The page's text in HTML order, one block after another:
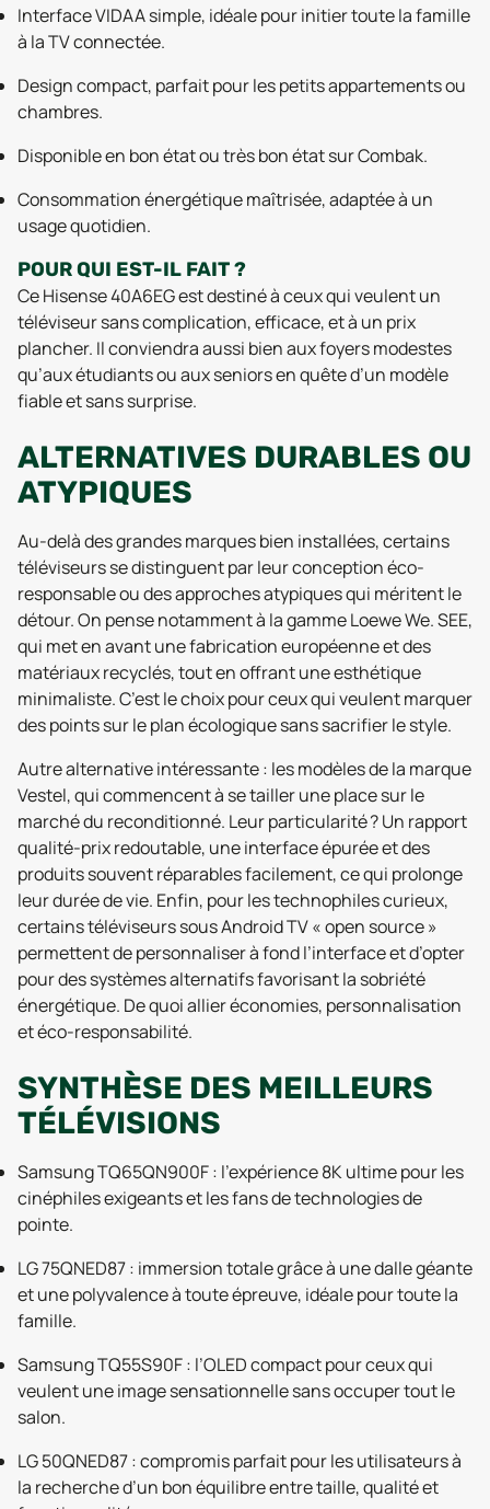
Interface VIDAA simple, idéale pour initier toute la famille
à la TV connectée.
Design compact, parfait pour les petits appartements ou
chambres.
Disponible en bon état ou très bon état sur Combak.
Consommation énergétique maîtrisée, adaptée à un
usage quotidien.
POUR QUI EST-IL FAIT ?
Ce Hisense 40A6EG est destiné à ceux qui veulent un
téléviseur sans complication, efficace, et à un prix
plancher. Il conviendra aussi bien aux foyers modestes
qu’aux étudiants ou aux seniors en quête d’un modèle
fiable et sans surprise.
ALTERNATIVES DURABLES OU
ATYPIQUES
Au-delà des grandes marques bien installées, certains
téléviseurs se distinguent par leur conception éco-
responsable ou des approches atypiques qui méritent le
détour. On pense notamment à la gamme Loewe We. SEE,
qui met en avant une fabrication européenne et des
matériaux recyclés, tout en offrant une esthétique
minimaliste. C’est le choix pour ceux qui veulent marquer
des points sur le plan écologique sans sacrifier le style.
Autre alternative intéressante : les modèles de la marque
Vestel, qui commencent à se tailler une place sur le
marché du reconditionné. Leur particularité ? Un rapport
qualité-prix redoutable, une interface épurée et des
produits souvent réparables facilement, ce qui prolonge
leur durée de vie. Enfin, pour les technophiles curieux,
certains téléviseurs sous Android TV « open source »
permettent de personnaliser à fond l’interface et d’opter
pour des systèmes alternatifs favorisant la sobriété
énergétique. De quoi allier économies, personnalisation
et éco-responsabilité.
SYNTHÈSE DES MEILLEURS
TÉLÉVISIONS
Samsung TQ65QN900F : l’expérience 8K ultime pour les
cinéphiles exigeants et les fans de technologies de
pointe.
LG 75QNED87 : immersion totale grâce à une dalle géante
et une polyvalence à toute épreuve, idéale pour toute la
famille.
Samsung TQ55S90F : l’OLED compact pour ceux qui
veulent une image sensationnelle sans occuper tout le
salon.
LG 50QNED87 : compromis parfait pour les utilisateurs à
la recherche d’un bon équilibre entre taille, qualité et